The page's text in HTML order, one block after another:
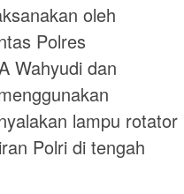
oleh
Polres
Wahyudi dan
lampu rotator
Polri di tengah